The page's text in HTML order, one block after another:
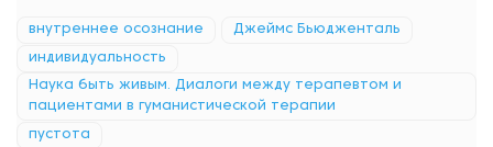
внутреннее осознание Джеймс Бьюдженталь
индивидуальность
Наука быть живым. Диалоги между терапевтом и
пациентами в гуманистической терапии
пустота